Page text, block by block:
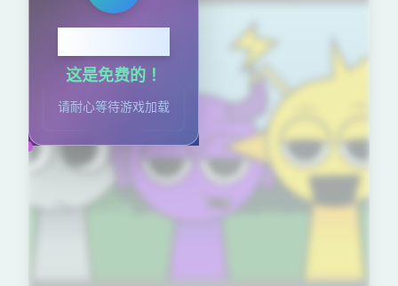
这是免费的！
请耐心等待游戏加载